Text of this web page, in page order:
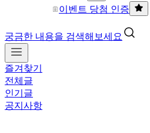
이벤트 당첨 인증
궁금한 내용을 검색해보세요
즐겨찾기
전체글
인기글
공지사항